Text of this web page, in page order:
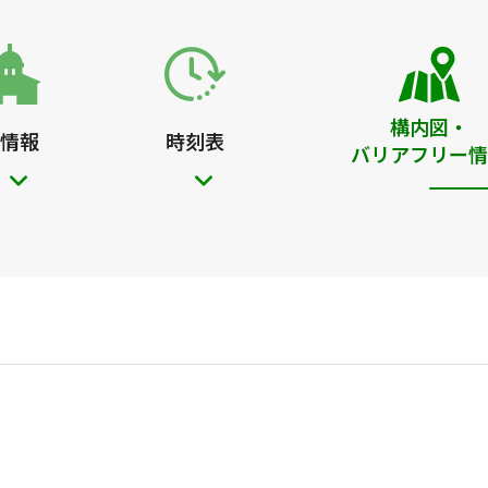
報 時刻表
構内図・
バリアフリー